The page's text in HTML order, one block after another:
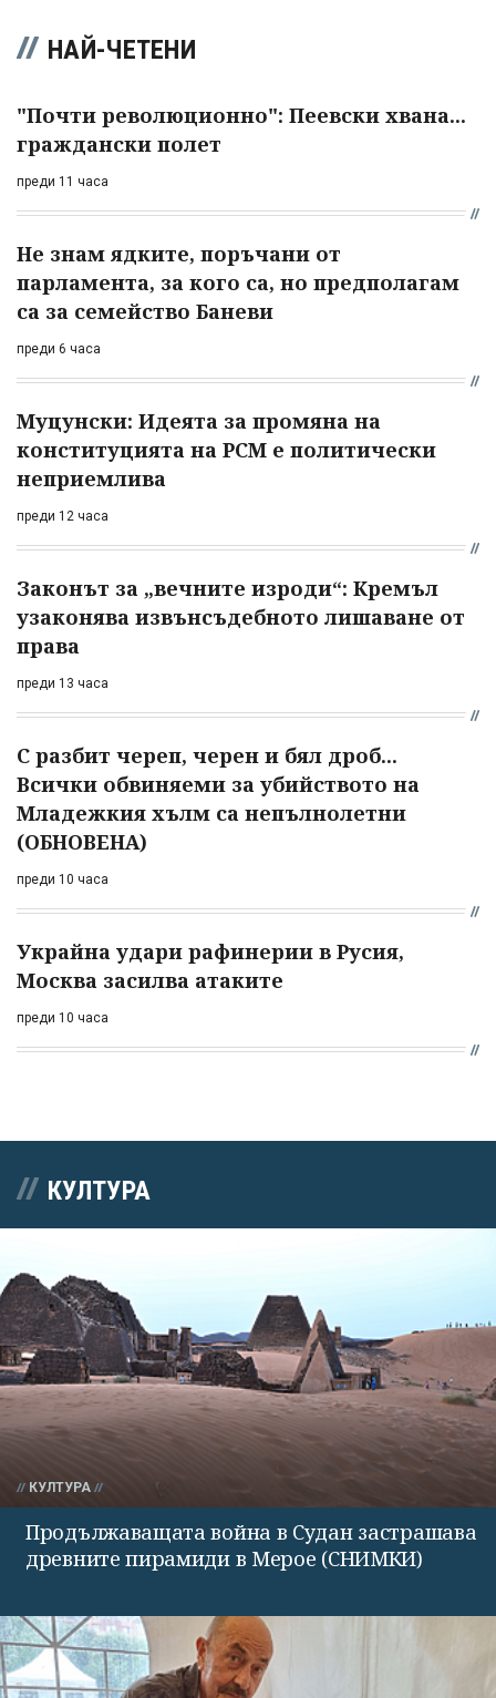
НАЙ-ЧЕТЕНИ
"Почти революционно": Пеевски хвана...
граждански полет
преди 11 часа
Не знам ядките, поръчани от
парламента, за кого са, но предполагам
са за семейство Баневи
преди 6 часа
Муцунски: Идеята за промяна на
конституцията на РСМ е политически
неприемлива
преди 12 часа
Законът за „вечните изроди“: Кремъл
узаконява извънсъдебното лишаване от
права
преди 13 часа
С разбит череп, черен и бял дроб...
Всички обвиняеми за убийството на
Младежкия хълм са непълнолетни
(ОБНОВЕНА)
преди 10 часа
Украйна удари рафинерии в Русия,
Москва засилва атаките
преди 10 часа
КУЛТУРА
КУЛТУРА
Продължаващата война в Судан застрашава
древните пирамиди в Мерое (СНИМКИ)